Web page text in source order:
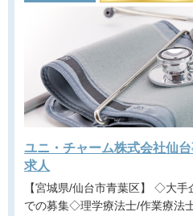
ユニ・チャーム株式会社仙
求人
【宮城県/仙台市青葉区】 ◇大手企業求人◇優良企業◇営業職
での募集◇理学療法士/作業療法